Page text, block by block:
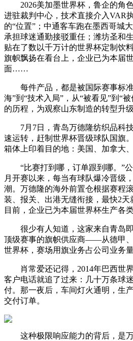
2026美加墨世界杯，鲁企的角
进驻裁判中心，技术直接介入VAR
的“位置”；中通客车跑在墨西哥城
承担球迷通勤接驳重任；潍坊圣和
贴在了数以千万计的世界杯定制饮
旗帜飘扬在看台上，企业已为本届
面……
每件产品，都是被国际赛事标准
海”到“技术入局”，从“被看见”到“
的历程，为观察山东制造的转型升
7月7日，青岛万德隆纺织品科技
速运转，赶制世界杯晋级球队国旗
箱体上印着目的地：美国、加拿大、
“比赛打到哪，订单跟到哪。”公
月开赛以来，每当有球队爆冷晋级
潮。万德隆的海外前置仓根据赛程
装、报关、出港无缝衔接，最快2
目前，企业已为本届世界杯生产各
很少有人知道，这家来自青岛即
顶级赛事的旗帜供应商——从德甲
世界杯，赛场用旗业务占公司业务量
肖常爱还记得，2014年巴西世界
客户电话就追了过来：几十万条球
付。那一夜后，车间灯火通明，生
交付订单。
这种极限响应能力的背后，是万